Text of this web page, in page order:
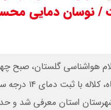
/ نوسان دمایی
اردیبهشت‌ماه،
استان معرفی شد و